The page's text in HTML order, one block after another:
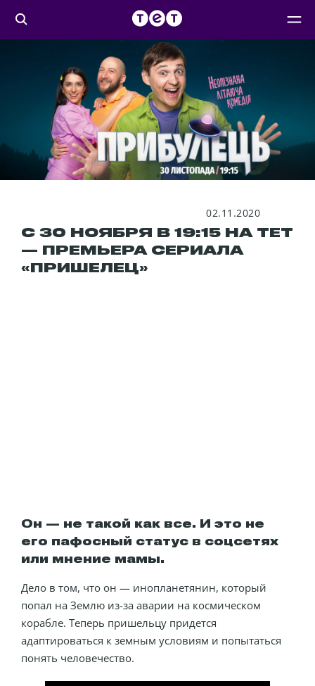
02.11.2020
С 30 НОЯБРЯ В 19:15 НА ТЕТ
— ПРЕМЬЕРА СЕРИАЛА
«ПРИШЕЛЕЦ»
Он — не такой как все. И это не
его пафосный статус в соцсетях
или мнение мамы.
Дело в том, что он — инопланетянин, который
попал на Землю из-за аварии на космическом
корабле. Теперь пришельцу придется
адаптироваться к земным условиям и попытаться
понять человечество.